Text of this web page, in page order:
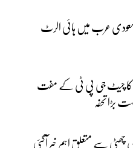
عرب میں ہائی الرٹ
چیٹ جی پی ٹی کے مفت
بڑا تحفہ